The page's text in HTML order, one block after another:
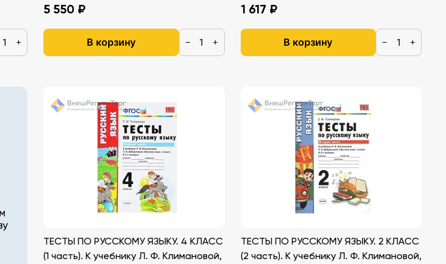
+
5 550 ₽
В корзину − +
1 617 ₽
В корзину − +
ТЕСТЫ ПО РУССКОМУ ЯЗЫКУ. 4 КЛАСС
(1 часть). К учебнику Л. Ф. Климановой,
ТЕСТЫ ПО РУССКОМУ ЯЗЫКУ. 2 КЛАСС
(2 часть). К учебнику Л. Ф. Климановой,